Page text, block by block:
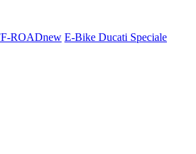
ROADnew E-Bike Ducati Speciale